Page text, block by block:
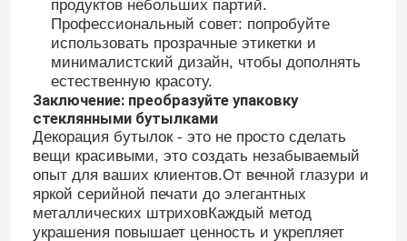
продуктов небольших партий.
Профессиональный совет: попробуйте
использовать прозрачные этикетки и
минималистский дизайн, чтобы дополнять
естественную красоту.
Заключение: преобразуйте упаковку
стеклянными бутылками
Декорация бутылок - это не просто сделать
вещи красивыми, это создать незабываемый
опыт для ваших клиентов.От вечной глазури и
яркой серийной печати до элегантных
металлических штриховКаждый метод
украшения повышает ценность и укрепляет